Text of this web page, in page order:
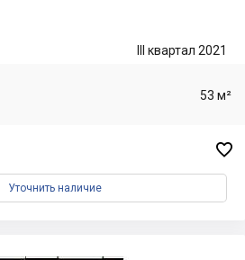
III квартал 2021
53 м²

Уточнить наличие